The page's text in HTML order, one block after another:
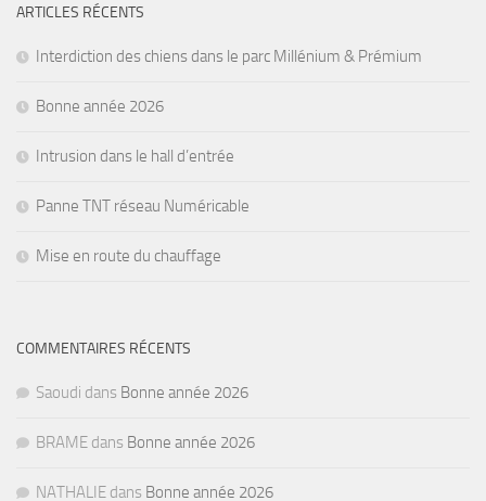
ARTICLES RÉCENTS
Interdiction des chiens dans le parc Millénium & Prémium
Bonne année 2026
Intrusion dans le hall d’entrée
Panne TNT réseau Numéricable
Mise en route du chauffage
COMMENTAIRES RÉCENTS
Saoudi dans Bonne année 2026
BRAME dans Bonne année 2026
NATHALIE dans Bonne année 2026